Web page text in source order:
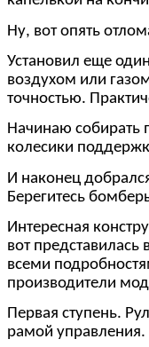
Ну, вот опять
Установил еще
воздухом или
точностью.
Начинаю собирать
колесики
И наконец
Берегитесь
Интересная
вот представилась
всеми
производители
Первая ступень.
рамой управления.